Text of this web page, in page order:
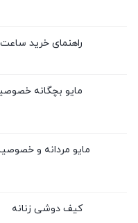
راهنمای خرید
مایو بچگانه
مایو مردانه و
کیف دوشی زنانه